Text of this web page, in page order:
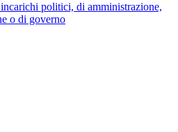
politici, di amministrazione,
o di governo